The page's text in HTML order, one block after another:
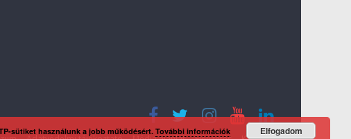
sütiket használunk a jobb működésért. További információk Elfogadom